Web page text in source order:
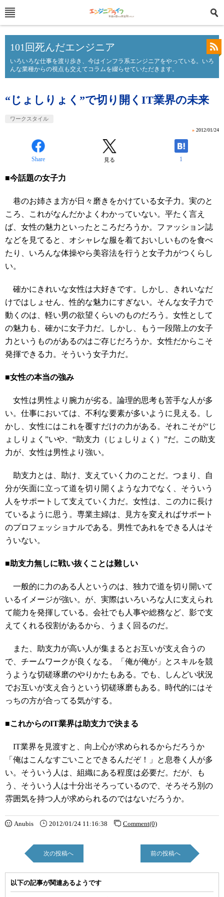
101回死んだエンジニア
いろいろな仕事を渡り歩き、今はインフラ系エンジニアをやっている。いろ
んな業種からの視点も交えてコラムを綴らせていただきます。
“じょしりょく”で切り開くIT業界の未来
ワークスタイル
» 2012/01/24
Share 見る 1
■今話題の女子力
巷のお姉さま方が日々磨きをかけている女子力。実のと
ころ、これがなんだかよくわかっていない。平たく言え
ば、女性の魅力といったところだろうか。ファッション誌
などを見てると、オシャレな服を着ておいしいものを食べ
たり、いろんな体操やら美容法を行うと女子力がつくらし
い。
確かにきれいな女性は大好きです。しかし、きれいなだ
けではしょせん、性的な魅力にすぎない。そんな女子力で
動くのは、軽い男の欲望くらいのものだろう。女性として
の魅力も、確かに女子力だ。しかし、もう一段階上の女子
力というものがあるのはご存じだろうか。女性だからこそ
発揮できる力。そういう女子力だ。
■女性の本当の強み
女性は男性より腕力が劣る。論理的思考も苦手な人が多
い。仕事においては、不利な要素が多いように見える。し
かし、女性にはこれを覆すだけの力がある。それこそが“じ
ょしりょく”いや、“助支力（じょしりょく）”だ。この助支
力が、女性は男性より強い。
助支力とは、助け、支えていく力のことだ。つまり、自
分が矢面に立って道を切り開くような力でなく、そういう
人をサポートして支えていく力だ。女性は、この力に長け
ているように思う。専業主婦は、見方を変えればサポート
のプロフェッショナルである。男性であれをできる人はそ
ういない。
■助支力無しに戦い抜くことは難しい
一般的に力のある人というのは、独力で道を切り開いて
いるイメージが強い。が、実際はいろいろな人に支えられ
て能力を発揮している。会社でも人事や総務など、影で支
えてくれる役割があるから、うまく回るのだ。
また、助支力が高い人が集まるとお互いが支え合うの
で、チームワークが良くなる。「俺が俺が」とスキルを競
うような切磋琢磨のやりかたもある。でも、しんどい状況
でお互いが支え合うという切磋琢磨もある。時代的にはそ
っちの方が合ってる気がする。
■これからのIT業界は助支力で決まる
IT業界を見渡すと、向上心が求められるからだろうか
「俺はこんなすごいことできるんだぞ！」と息巻く人が多
い。そういう人は、組織にある程度は必要だ。だが、も
う、そういう人は十分出そろっているので、そろそろ別の
雰囲気を持つ人が求められるのではないだろうか。
Anubis 2012/01/24 11:16:38 Comment(0)
次の投稿へ 前の投稿へ
以下の記事が関連あるようです